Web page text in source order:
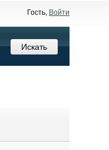
Гость, Войти